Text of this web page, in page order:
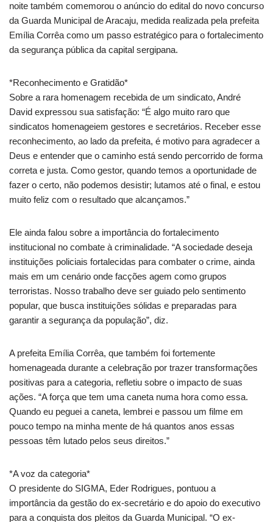
noite também comemorou o anúncio do edital do novo concurso
da Guarda Municipal de Aracaju, medida realizada pela prefeita
Emília Corrêa como um passo estratégico para o fortalecimento
da segurança pública da capital sergipana.
*Reconhecimento e Gratidão*
Sobre a rara homenagem recebida de um sindicato, André
David expressou sua satisfação: “É algo muito raro que
sindicatos homenageiem gestores e secretários. Receber esse
reconhecimento, ao lado da prefeita, é motivo para agradecer a
Deus e entender que o caminho está sendo percorrido de forma
correta e justa. Como gestor, quando temos a oportunidade de
fazer o certo, não podemos desistir; lutamos até o final, e estou
muito feliz com o resultado que alcançamos.”
Ele ainda falou sobre a importância do fortalecimento
institucional no combate à criminalidade. “A sociedade deseja
instituições policiais fortalecidas para combater o crime, ainda
mais em um cenário onde facções agem como grupos
terroristas. Nosso trabalho deve ser guiado pelo sentimento
popular, que busca instituições sólidas e preparadas para
garantir a segurança da população”, diz.
A prefeita Emília Corrêa, que também foi fortemente
homenageada durante a celebração por trazer transformações
positivas para a categoria, refletiu sobre o impacto de suas
ações. “A força que tem uma caneta numa hora como essa.
Quando eu peguei a caneta, lembrei e passou um filme em
pouco tempo na minha mente de há quantos anos essas
pessoas têm lutado pelos seus direitos.”
*A voz da categoria*
O presidente do SIGMA, Eder Rodrigues, pontuou a
importância da gestão do ex-secretário e do apoio do executivo
para a conquista dos pleitos da Guarda Municipal. “O ex-